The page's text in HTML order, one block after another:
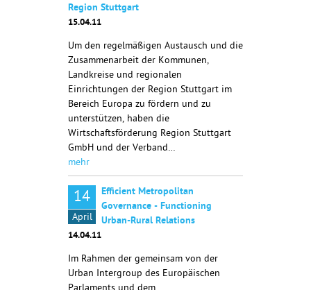
Region Stuttgart
15.04.11
Um den regelmäßigen Austausch und die
Zusammenarbeit der Kommunen,
Landkreise und regionalen
Einrichtungen der Region Stuttgart im
Bereich Europa zu fördern und zu
unterstützen, haben die
Wirtschaftsförderung Region Stuttgart
GmbH und der Verband…
mehr
14
April
Efficient Metropolitan
Governance - Functioning
Urban-Rural Relations
14.04.11
Im Rahmen der gemeinsam von der
Urban Intergroup des Europäischen